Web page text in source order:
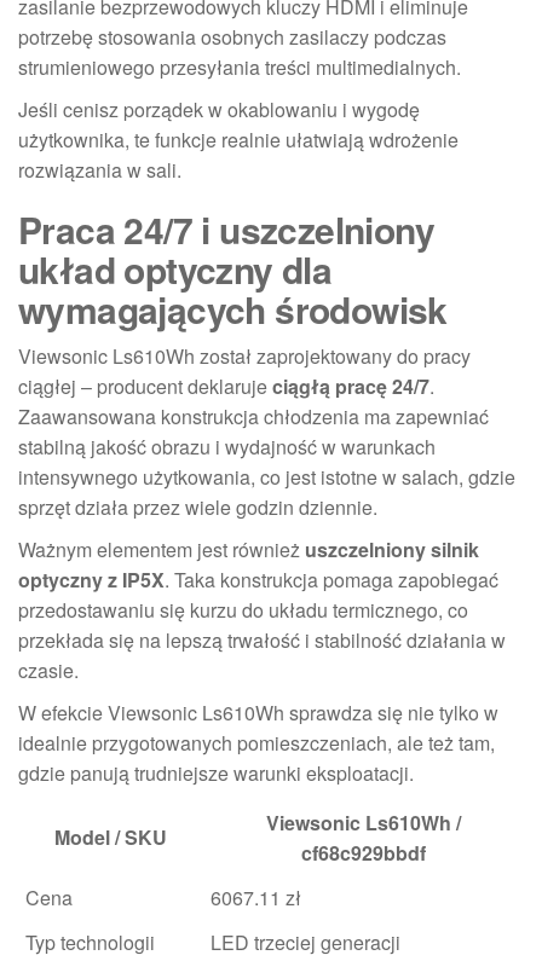
zasilanie bezprzewodowych kluczy HDMI i eliminuje
potrzebę stosowania osobnych zasilaczy podczas
strumieniowego przesyłania treści multimedialnych.
Jeśli cenisz porządek w okablowaniu i wygodę
użytkownika, te funkcje realnie ułatwiają wdrożenie
rozwiązania w sali.
Praca 24/7 i uszczelniony
układ optyczny dla
wymagających środowisk
Viewsonic Ls610Wh został zaprojektowany do pracy
ciągłej – producent deklarujeciągłą pracę 24/7.
Zaawansowana konstrukcja chłodzenia ma zapewniać
stabilną jakość obrazu i wydajność w warunkach
intensywnego użytkowania, co jest istotne w salach, gdzie
sprzęt działa przez wiele godzin dziennie.
Ważnym elementem jest również uszczelniony silnik
optyczny z IP5X. Taka konstrukcja pomaga zapobiegać
przedostawaniu się kurzu do układu termicznego, co
przekłada się na lepszą trwałość i stabilność działania w
czasie.
W efekcie Viewsonic Ls610Wh sprawdza się nie tylko w
idealnie przygotowanych pomieszczeniach, ale też tam,
gdzie panują trudniejsze warunki eksploatacji.
Model / SKU
Viewsonic Ls610Wh /
cf68c929bbdf
Cena
6067.11 zł
Typ technologii
LED trzeciej generacji